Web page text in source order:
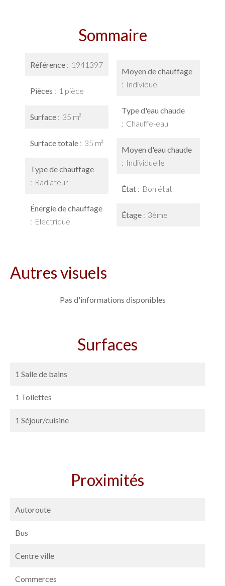
Sommaire
Référence 1941397
Pièces 1 pièce
Surface 35 m²
Surface totale 35 m²
Type de chauffage
Radiateur
Énergie de chauffage
Electrique
Moyen de chauffage
Individuel
Type d'eau chaude
Chauffe-eau
Moyen d'eau chaude
Individuelle
État Bon état
Étage 3ème
Autres visuels
Pas d'informations disponibles
Surfaces
1 Salle de bains
1 Toilettes
1 Séjour/cuisine
Proximités
Autoroute
Bus
Centre ville
Commerces